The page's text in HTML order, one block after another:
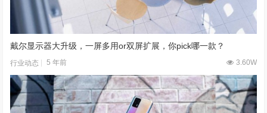
戴尔显示器大升级，一屏多用or双屏扩展，你pick哪一款？
行业动态 5 年前 3.60W